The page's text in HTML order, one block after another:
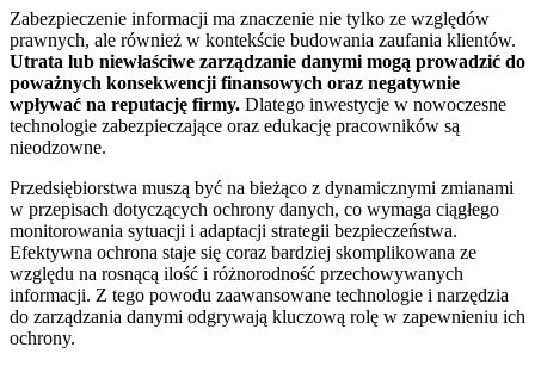
Zabezpieczenie informacji ma znaczenie nie tylko ze względów
prawnych, ale również w kontekście budowania zaufania klientów.
Utrata lub niewłaściwe zarządzanie danymi mogą prowadzić do
poważnych konsekwencji finansowych oraz negatywnie
wpływać na reputację firmy. Dlatego inwestycje w nowoczesne
technologie zabezpieczające oraz edukację pracowników są
nieodzowne.
Przedsiębiorstwa muszą być na bieżąco z dynamicznymi zmianami
w przepisach dotyczących ochrony danych, co wymaga ciągłego
monitorowania sytuacji i adaptacji strategii bezpieczeństwa.
Efektywna ochrona staje się coraz bardziej skomplikowana ze
względu na rosnącą ilość i różnorodność przechowywanych
informacji. Z tego powodu zaawansowane technologie i narzędzia
do zarządzania danymi odgrywają kluczową rolę w zapewnieniu ich
ochrony.